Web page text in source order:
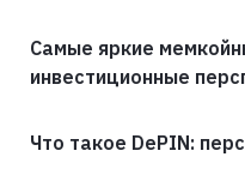
Самые яркие
инвестиционные
Что такое DePIN: